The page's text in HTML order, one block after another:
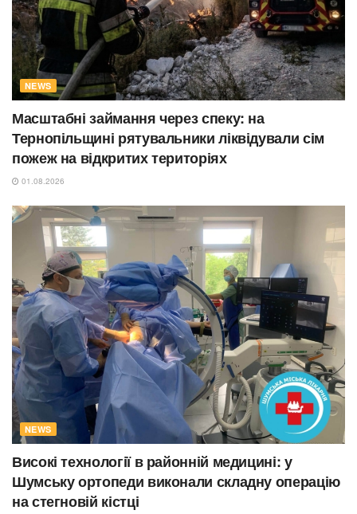
NEWS
Масштабні займання через спеку: на
Тернопільщині рятувальники ліквідували сім
пожеж на відкритих територіях
01.08.2026
NEWS
Високі технології в районній медицині: у
Шумську ортопеди виконали складну операцію
на стегновій кістці